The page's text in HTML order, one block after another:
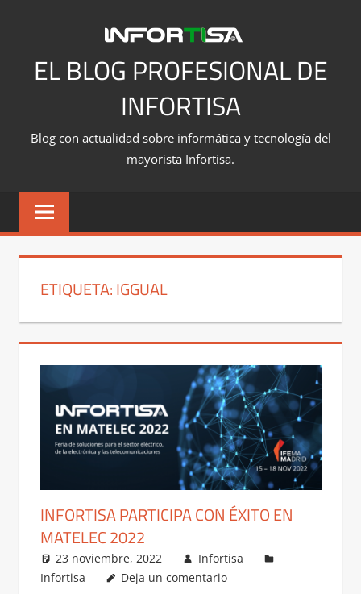
contenidoEL BLOG PROFESIONAL DE
INFORTISA
Blog con actualidad sobre informática y tecnología del
mayorista Infortisa.
ETIQUETA:IGGUAL
INFORTISA PARTICIPA CON ÉXITO EN
MATELEC 2022
23 noviembre, 2022
Infortisa
Infortisa
Deja un comentario